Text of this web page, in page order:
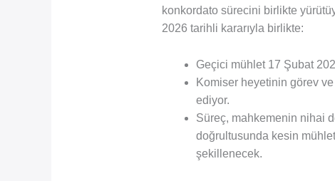
konkordato sürecini birlikte
2026 tarihli kararıyla birlikte:
Geçici mühlet 17 Şubat
Komiser heyetinin görev
ediyor.
Süreç, mahkemenin nihai
doğrultusunda kesin
şekillenecek.